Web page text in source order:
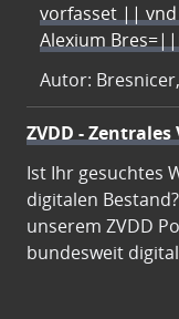
vorfasset ||
Alexium
Autor:
ZVDD -
Ist Ihr gesuchtes
digitalen
unserem ZVDD
bundesweit